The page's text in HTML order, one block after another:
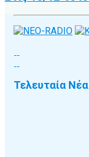
Τελευταία Νέα